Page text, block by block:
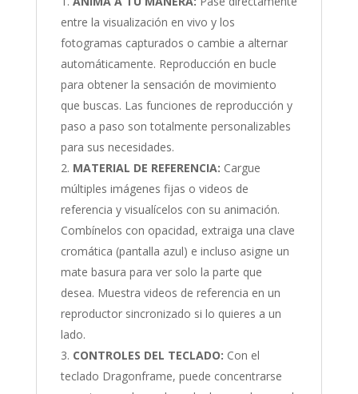
entre la visualización en vivo y los
fotogramas capturados o cambie a alternar
automáticamente. Reproducción en bucle
para obtener la sensación de movimiento
que buscas. Las funciones de reproducción y
paso a paso son totalmente personalizables
para sus necesidades.
MATERIAL DE REFERENCIA: Cargue
múltiples imágenes fijas o videos de
referencia y visualícelos con su animación.
Combínelos con opacidad, extraiga una clave
cromática (pantalla azul) e incluso asigne un
mate basura para ver solo la parte que
desea. Muestra videos de referencia en un
reproductor sincronizado si lo quieres a un
lado.
CONTROLES DEL TECLADO: Con el
teclado Dragonframe, puede concentrarse